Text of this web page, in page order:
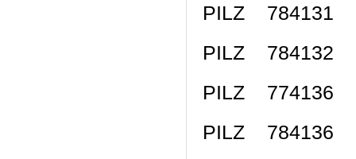
PILZ 784131
PILZ 784132
PILZ 774136
PILZ 784136